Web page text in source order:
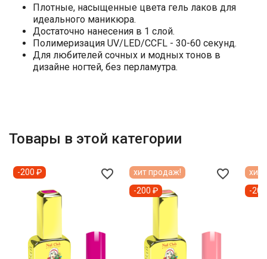
Плотные, насыщенные цвета гель лаков для
идеального маникюра.
Достаточно нанесения в 1 слой.
Полимеризация UV/LED/CCFL - 30-60 секунд.
Для любителей сочных и модных тонов в
дизайне ногтей, без перламутра.
Товары в этой категории
favorite_border
-200 ₽ favorite_border
хит продаж!
-200 ₽
хит
-